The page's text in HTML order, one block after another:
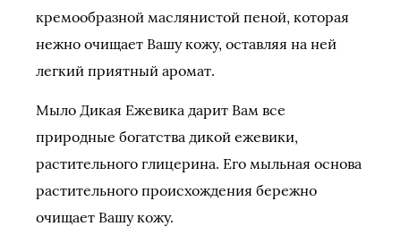
кремообразной маслянистой пеной, которая
нежно очищает Вашу кожу, оставляя на ней
легкий приятный аромат.
Мыло Дикая Ежевика дарит Вам все
природные богатства дикой ежевики,
растительного глицерина. Его мыльная основа
растительного происхождения бережно
очищает Вашу кожу.